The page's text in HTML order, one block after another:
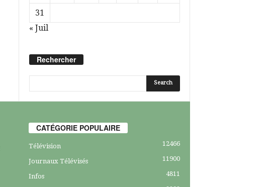
31
« Juil
Rechercher
CATÉGORIE POPULAIRE
Télévision 12466
Journaux Télévisés 11900
Infos
4811